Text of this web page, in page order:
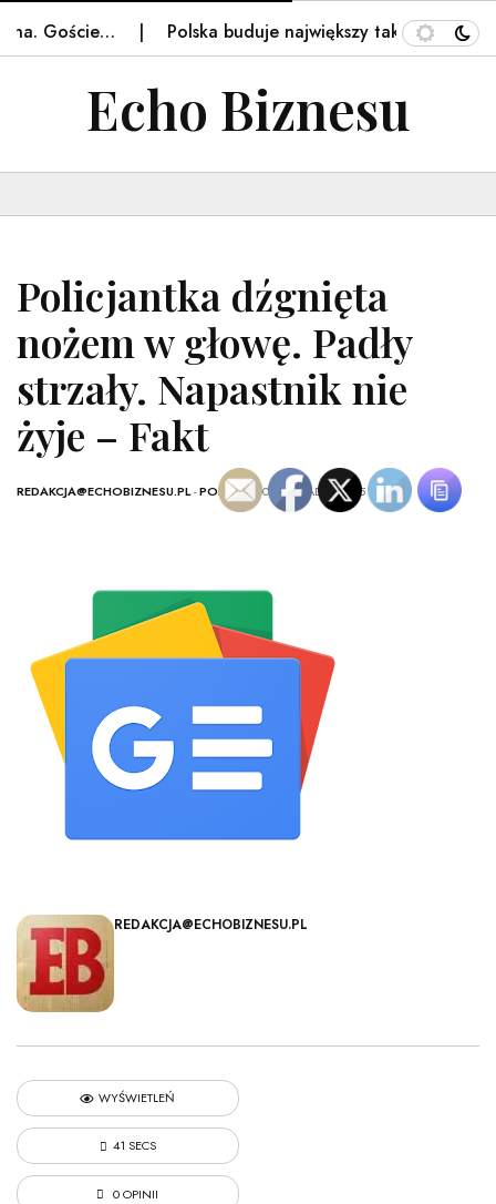
Goście… Polska buduje największy taki obiekt w
Echo Biznesu
Policjantka dźgnięta
nożem w głowę. Padły
strzały. Napastnik nie
żyje – Fakt
REDAKCJA@ECHOBIZNESU.PL-POLSKA - 10 LISTOPADA, 2025
REDAKCJA@ECHOBIZNESU.PL
WYŚWIETLEŃ
41 SECS
0 OPINII